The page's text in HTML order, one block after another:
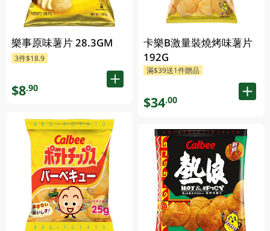
樂事原味薯片 28.3GM
3件$18.9
$8.90
卡樂B激量裝燒烤味薯片
192G
滿$39送1件贈品
$34.00